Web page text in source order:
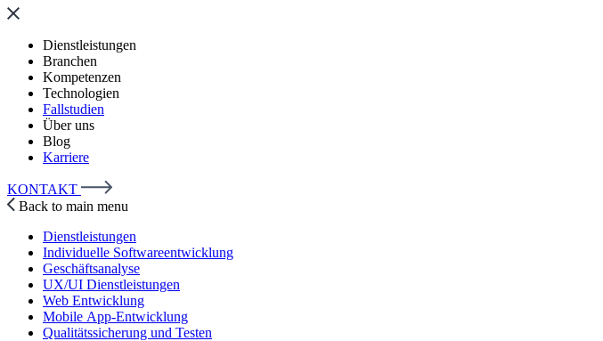
Dienstleistungen
Branchen
Kompetenzen
Technologien
Fallstudien
Über uns
Blog
Karriere
KONTAKT
Back to main menu
Dienstleistungen
Individuelle Softwareentwicklung
Geschäftsanalyse
UX/UI Dienstleistungen
Web Entwicklung
Mobile App-Entwicklung
Qualitätssicherung und Testen